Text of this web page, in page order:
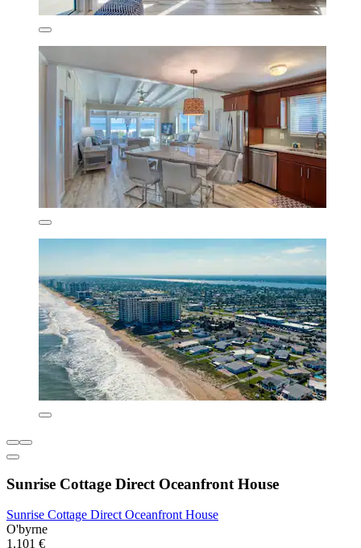
Sunrise Cottage Direct Oceanfront House
Sunrise Cottage Direct Oceanfront House
O'byrne
1.101 €